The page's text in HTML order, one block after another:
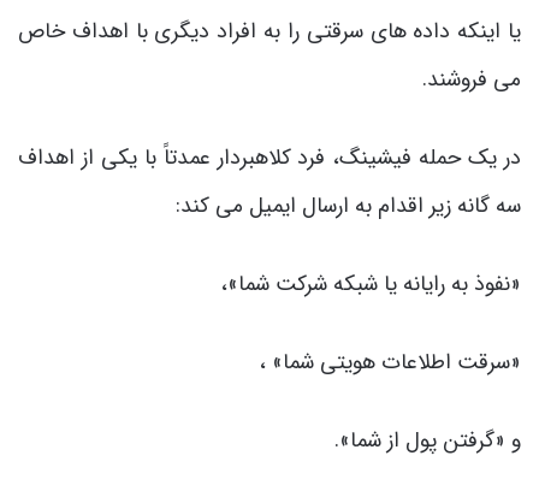
یا اینکه داده های سرقتی را به افراد دیگری با اهداف خاص
می فروشند.
در یک حمله فیشینگ، فرد کلاهبردار عمدتاً با یکی از اهداف
سه گانه زیر اقدام به ارسال ایمیل می کند:
«نفوذ به رایانه یا شبکه شرکت شما»،
«سرقت اطلاعات هویتی شما» ،
و «گرفتن پول از شما».